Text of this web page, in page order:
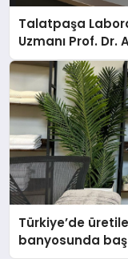
Talatpaşa
Uzmanı Prof. Dr.
Türkiye’de
banyosunda